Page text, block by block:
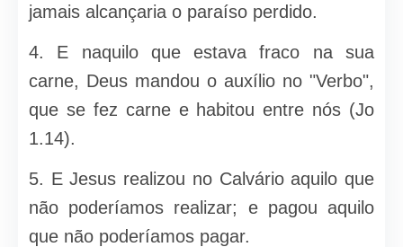
jamais alcançaria o paraíso perdido.
4. E naquilo que estava fraco na sua
carne, Deus mandou o auxílio no "Verbo",
que se fez carne e habitou entre nós (Jo
1.14).
5. E Jesus realizou no Calvário aquilo que
não poderíamos reali­zar; e pagou aquilo
que não poderíamos pagar.